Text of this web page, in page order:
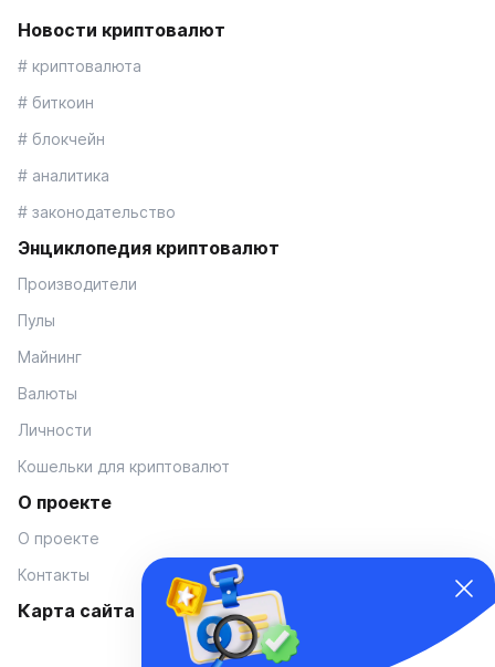
Новости криптовалют
# криптовалюта
# биткоин
# блокчейн
# аналитика
# законодательство
Энциклопедия криптовалют
Производители
Пулы
Майнинг
Валюты
Личности
Кошельки для криптовалют
О проекте
О проекте
Контакты
Карта сайта